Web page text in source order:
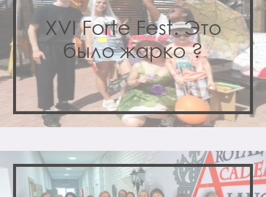
XVI Forte Fest. Это
было жарко ?